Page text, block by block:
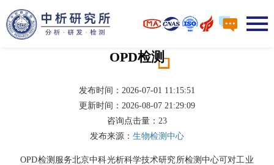
OPD检测
发布时间：2026-07-01 11:15:51
更新时间：2026-08-07 21:29:09
咨询点击量： 23
发布来源： 生物检测中心
OPD检测服务北京中科光析科学技术研究所检测中心可对工业